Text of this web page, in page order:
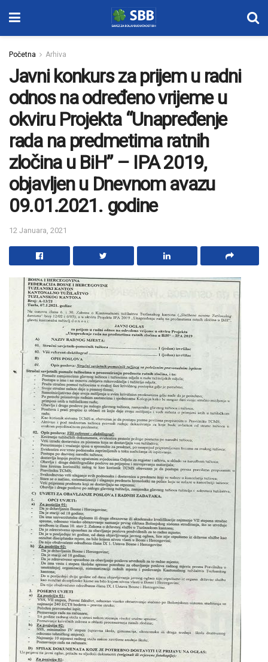
Početna Arhiva
Javni konkurs za prijem u radni
odnos na određeno vrijeme u
okviru Projekta “Unapređenje
rada na predmetima ratnih
zločina u BiH” – IPA 2019,
objavljen u Dnevnom avazu
09.01.2021. godine
12 Januara, 2021